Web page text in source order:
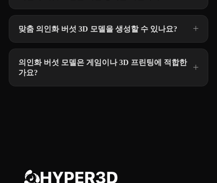
맞춤 의인화 버섯 3D 모델을 생성할 수 있나요?
의인화 버섯 모델은 게임이나 3D 프린팅에 적합한
가요?